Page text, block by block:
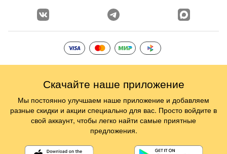
Скачайте наше приложение
Мы постоянно улучшаем наше приложение и добавляем
разные скидки и акции специально для вас. Просто войдите в
свой аккаунт, чтобы легко найти самые приятные
предложения.